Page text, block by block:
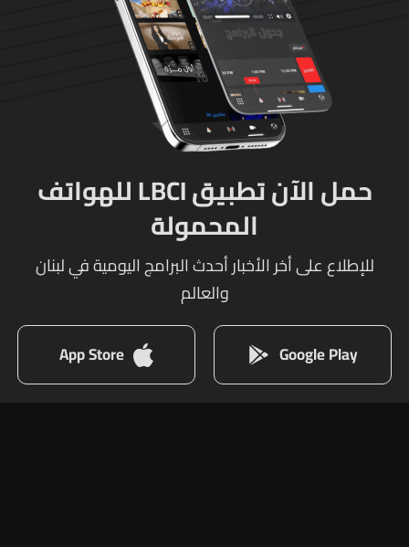
حمل الآن تطبيق LBCI للهواتف
المحمولة
للإطلاع على أخر الأخبار أحدث البرامج اليومية في لبنان
والعالم
Google Play
App Store